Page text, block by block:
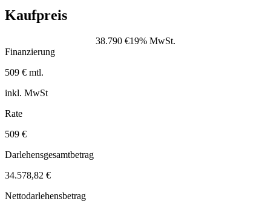
Kaufpreis
38.790 €19% MwSt.
Finanzierung
509 € mtl.
inkl. MwSt
Rate
509 €
Darlehensgesamtbetrag
34.578,82 €
Nettodarlehensbetrag